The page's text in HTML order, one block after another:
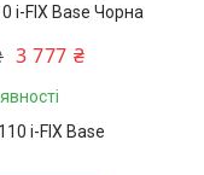
i-FIX Base Чорна
3 777 ₴
i-FIX Base